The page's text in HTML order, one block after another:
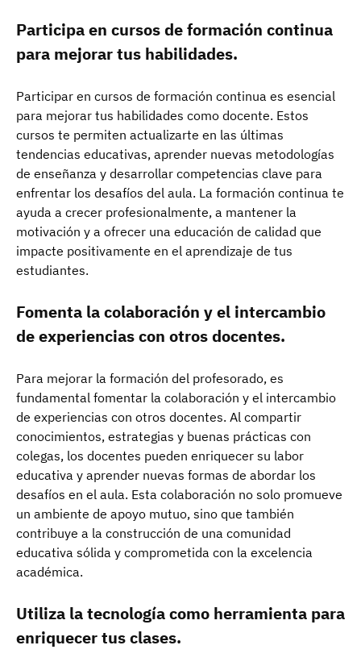
Participa en cursos de formación continua
para mejorar tus habilidades.
Participar en cursos de formación continua es esencial
para mejorar tus habilidades como docente. Estos
cursos te permiten actualizarte en las últimas
tendencias educativas, aprender nuevas metodologías
de enseñanza y desarrollar competencias clave para
enfrentar los desafíos del aula. La formación continua te
ayuda a crecer profesionalmente, a mantener la
motivación y a ofrecer una educación de calidad que
impacte positivamente en el aprendizaje de tus
estudiantes.
Fomenta la colaboración y el intercambio
de experiencias con otros docentes.
Para mejorar la formación del profesorado, es
fundamental fomentar la colaboración y el intercambio
de experiencias con otros docentes. Al compartir
conocimientos, estrategias y buenas prácticas con
colegas, los docentes pueden enriquecer su labor
educativa y aprender nuevas formas de abordar los
desafíos en el aula. Esta colaboración no solo promueve
un ambiente de apoyo mutuo, sino que también
contribuye a la construcción de una comunidad
educativa sólida y comprometida con la excelencia
académica.
Utiliza la tecnología como herramienta para
enriquecer tus clases.